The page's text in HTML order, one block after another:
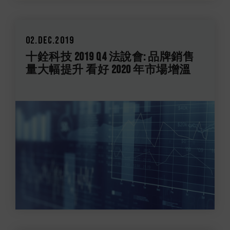
02.Dec.2019
十銓科技 2019 Q4 法說會: 品牌銷售
量大幅提升 看好 2020 年市場增溫